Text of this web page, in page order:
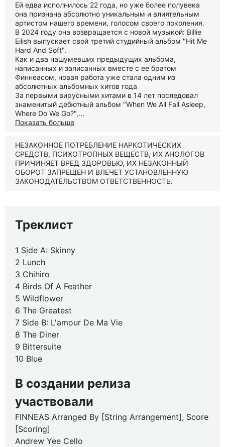
Ей едва исполнилось 22 года, но уже более полувека
она признана абсолютно уникальным и влиятельным
артистом нашего времени, голосом своего поколения.
В 2024 году она возвращается с новой музыкой: Billie
Eilish выпускает свой третий студийный альбом "Hit Me
Hard And Soft".
Как и два нашумевших предыдущих альбома,
написанных и записанных вместе с ее братом
Финнеасом, новая работа уже стала одним из
абсолютных альбомных хитов года
За первыми вирусными хитами в 14 лет последовал
знаменитый дебютный альбом "When We All Fall Asleep,
Where Do We Go?",...
Показать больше
НЕЗАКОННОЕ ПОТРЕБЛЕНИЕ НАРКОТИЧЕСКИХ
СРЕДСТВ, ПСИХОТРОПНЫХ ВЕЩЕСТВ, ИХ АНОЛОГОВ
ПРИЧИНЯЕТ ВРЕД ЗДОРОВЬЮ, ИХ НЕЗАКОННЫЙ
ОБОРОТ ЗАПРЕЩЕН И ВЛЕЧЕТ УСТАНОВЛЕННУЮ
ЗАКОНОДАТЕЛЬСТВОМ ОТВЕТСТВЕННОСТЬ.
Треклист
1 Side A: Skinny
2 Lunch
3 Chihiro
4 Birds Of A Feather
5 Wildflower
6 The Greatest
7 Side B: L'amour De Ma Vie
8 The Diner
9 Bittersuite
10 Blue
В создании релиза
участвовали
FINNEAS Arranged By [String Arrangement], Score
[Scoring]
Andrew Yee Cello